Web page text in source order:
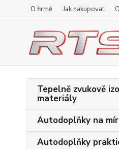
O firmě Jak nakupovat
Tepelně zvukově
materiály
Autodoplňky na
Autodoplňky